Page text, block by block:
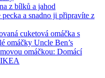
z bílků a jahod
a snadno ji připravíte z
cuketová omáčka s
omáčky Uncle Ben’s
omáčkou: Domácí
IKEA